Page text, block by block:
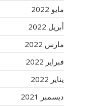
مايو 2022
أبريل 2022
مارس 2022
فبراير 2022
يناير 2022
ديسمبر 2021